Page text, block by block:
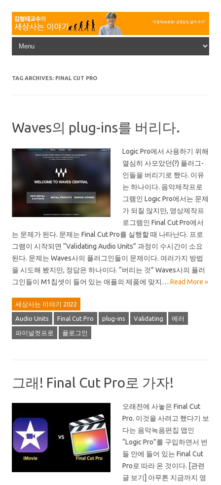
Skip to content
TAG ARCHIVES: FINAL CUT PRO
Waves의 plug-ins를 버리다.
Logic Pro에서 사용하기 위해
열심히 사모았던(?) 플러그-
인들을 버리기로 했다. 이유
는 하나이다. 음악제작프로
그램인 Logic Pro에서는 문제
가 되질 않지만, 영상제작프
로그램인 Final Cut Pro에서
는 문제가 된다. 문제는 Final Cut Pro를 실행할 때 나타난다. 프로
그램이 시작되면 “Validating Audio Units” 과정이 수시간이 소요
된다. 문제는 Waves사의 플러그인들이 문제이다. 여러가지 방법
을 시도해 봤지만, 정답은 하나이다. “버리는 것” Waves사의 플러
그인들이 M1칩셋이 들어 있는 애플의 제품에 맞지… Read More »
세상사는 이야기 2022
Audio Units Final Cut Pro plug-ins Validating 에러
파이널컷프로 플로그인
그래! Final Cut Pro로 가자!
오래전에 사놓은 Final Cut
Pro. 이것을 사려고 했다기 보
다는 음악녹음편집 앱인
“Logic Pro”를 구입하면서 번
들 안에 들어 있는 Final Cut
Pro로 따라 온 것이다. [관련
글 보기] 아무튼 지금까지 영